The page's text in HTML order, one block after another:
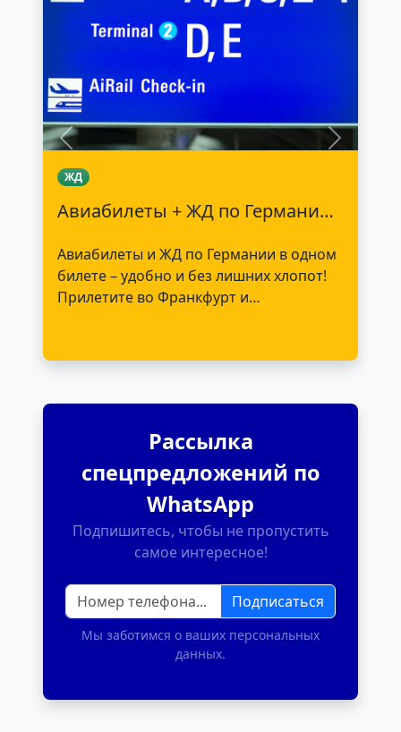
ЖД
Авиабилеты + ЖД по Германии – в одном билете!
Авиабилеты и ЖД по Германии в одном
билете – удобно и без лишних хлопот!
Прилетите во Франкфурт и
дополнительного оформления
Previous Next
Рассылка
спецпредложений по
WhatsApp
Подпишитесь, чтобы не пропустить
самое интересное!
Подписаться
Мы заботимся о ваших персональных
данных.